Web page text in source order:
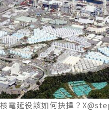
電延役該如何抉擇？